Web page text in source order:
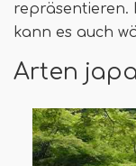
repräsentieren.
kann es auch
Arten